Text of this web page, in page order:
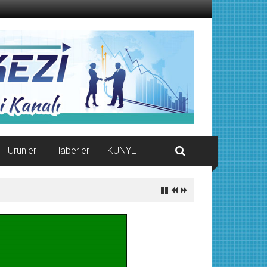
Ürünler Haberler KÜNYE